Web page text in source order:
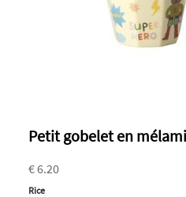
Petit gobelet en
€ 6.20
Rice